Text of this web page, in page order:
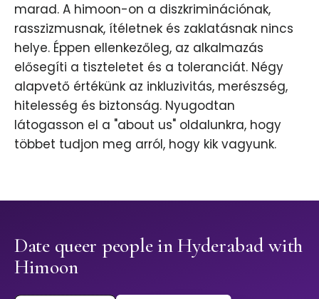
marad. A himoon-on a diszkriminációnak,
rasszizmusnak, ítéletnek és zaklatásnak nincs
helye. Éppen ellenkezőleg, az alkalmazás
elősegíti a tiszteletet és a toleranciát. Négy
alapvető értékünk az inkluzivitás, merészség,
hitelesség és biztonság. Nyugodtan
látogasson el a "about us" oldalunkra, hogy
többet tudjon meg arról, hogy kik vagyunk.
Date queer people in Hyderabad with
Himoon